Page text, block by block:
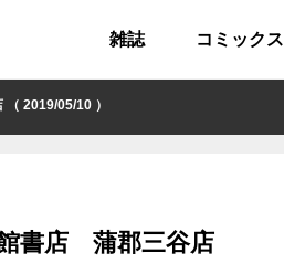
雑誌 コミックス
2019/05/10 ）
書店 蒲郡三谷店